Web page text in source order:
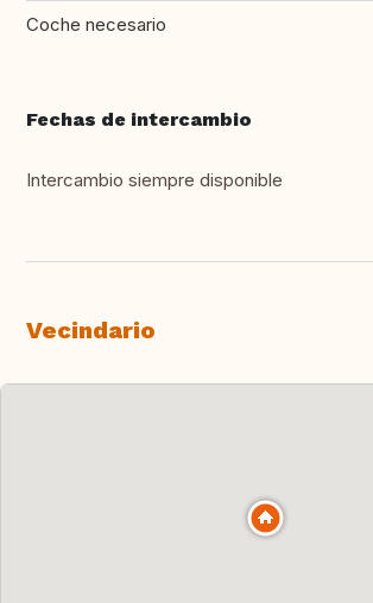
Coche necesario
Fechas de intercambio
Intercambio siempre disponible
Vecindario